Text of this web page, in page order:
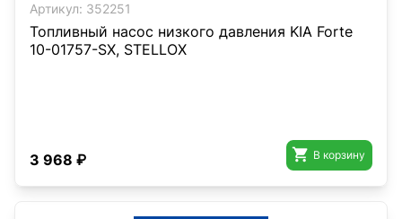
Артикул: 352251
Топливный насос низкого давления KIA Forte
10-01757-SX, STELLOX
3 968 ₽  В корзину